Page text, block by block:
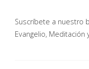
Suscríbete a nuestro
Evangelio,